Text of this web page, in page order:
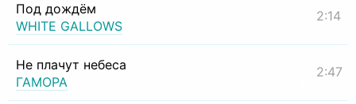
Под дождём
WHITE GALLOWS
2:14
Не плачут небеса
ГАМОРА
2:47